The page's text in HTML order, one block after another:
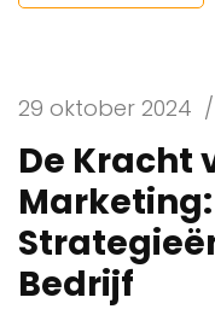
29 oktober 2024 /
De Kracht
Bedrijf